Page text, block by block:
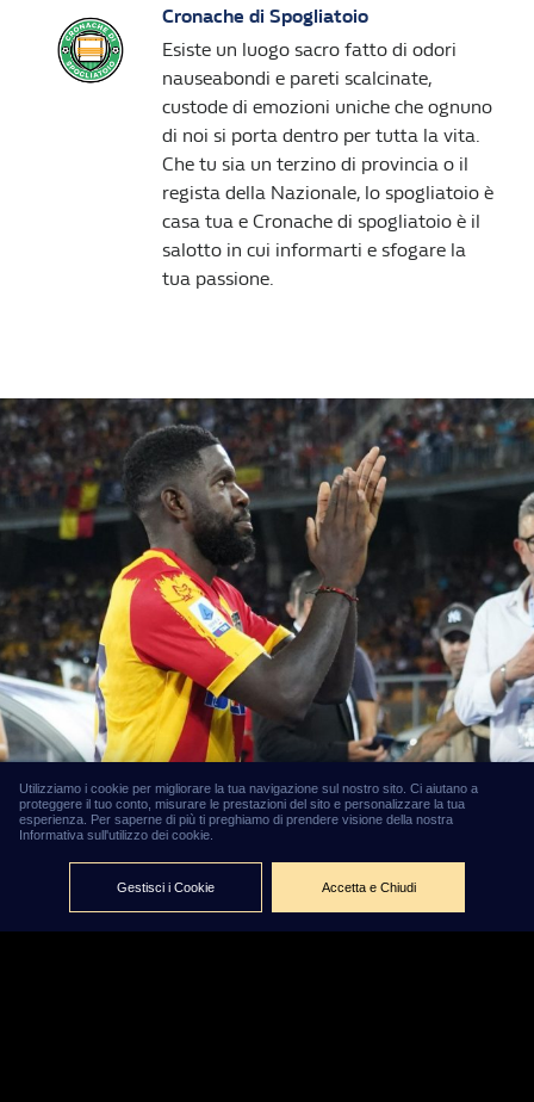
Cronache di Spogliatoio
Esiste un luogo sacro fatto di odori
nauseabondi e pareti scalcinate,
custode di emozioni uniche che ognuno
di noi si porta dentro per tutta la vita.
Che tu sia un terzino di provincia o il
regista della Nazionale, lo spogliatoio è
casa tua e Cronache di spogliatoio è il
salotto in cui informarti e sfogare la
tua passione.
Calciomercato,
le squadre che
acquistato più
giocatori in
Utilizziamo i cookie per migliorare la tua navigazione sul nostro sito. Ci aiutano a
proteggere il tuo conto, misurare le prestazioni del sito e personalizzare la tua
esperienza. Per saperne di più ti preghiamo di prendere visione della nostra
Informativa sull'utilizzo dei cookie.
Gestisci i Cookie Accetta e Chiudi